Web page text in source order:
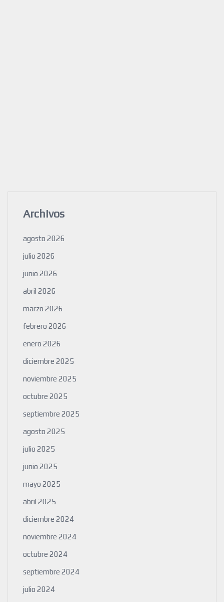
Archivos
agosto 2026
julio 2026
junio 2026
abril 2026
marzo 2026
febrero 2026
enero 2026
diciembre 2025
noviembre 2025
octubre 2025
septiembre 2025
agosto 2025
julio 2025
junio 2025
mayo 2025
abril 2025
diciembre 2024
noviembre 2024
octubre 2024
septiembre 2024
julio 2024